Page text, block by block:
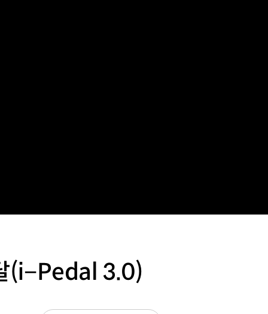
(i−Pedal 3.0)